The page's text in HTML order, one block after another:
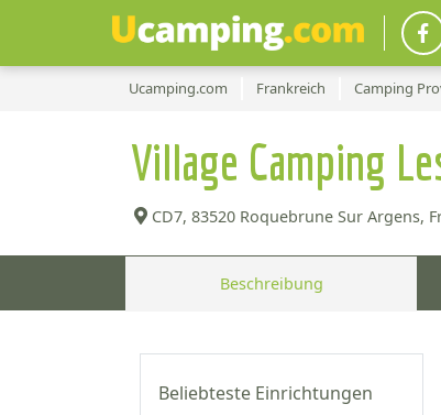
Ucamping.com Frankreich Camping
Village Camping
CD7, 83520 Roquebrune Sur Argens,
Beschreibung
Beliebteste Einrichtungen